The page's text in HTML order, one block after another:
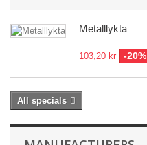
Metalllykta
103,20 kr -20%
All specials